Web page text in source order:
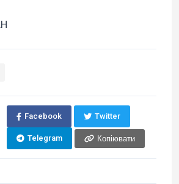
Facebook Twitter
Telegram Копіювати